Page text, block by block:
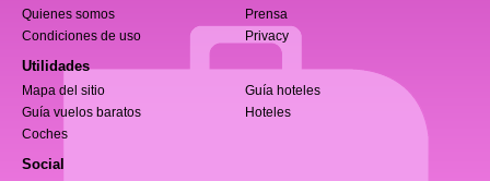
Quienes somos
Prensa
Condiciones de uso
Privacy
Utilidades
Mapa del sitio
Guía hoteles
Guía vuelos baratos
Hoteles
Coches
Social